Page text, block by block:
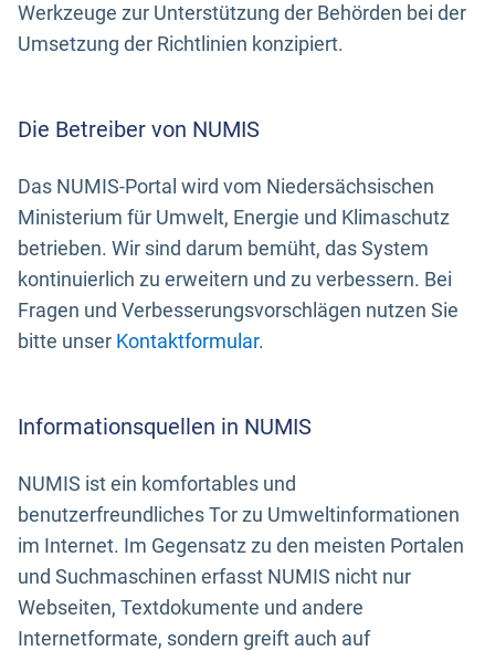
Werkzeuge zur Unterstützung der Behörden bei der
Umsetzung der Richtlinien konzipiert.
Die Betreiber von NUMIS
Das NUMIS-Portal wird vom Niedersächsischen
Ministerium für Umwelt, Energie und Klimaschutz
betrieben. Wir sind darum bemüht, das System
kontinuierlich zu erweitern und zu verbessern. Bei
Fragen und Verbesserungsvorschlägen nutzen Sie
bitte unser Kontaktformular.
Informationsquellen in NUMIS
NUMIS ist ein komfortables und
benutzerfreundliches Tor zu Umweltinformationen
im Internet. Im Gegensatz zu den meisten Portalen
und Suchmaschinen erfasst NUMIS nicht nur
Webseiten, Textdokumente und andere
Internetformate, sondern greift auch auf